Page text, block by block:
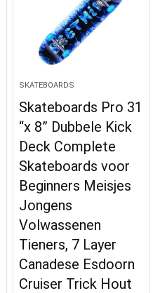
SKATEBOARDS
Skateboards Pro 31
“x 8” Dubbele Kick
Deck Complete
Skateboards voor
Beginners Meisjes
Jongens
Volwassenen
Tieners, 7 Layer
Canadese Esdoorn
Cruiser Trick Hout